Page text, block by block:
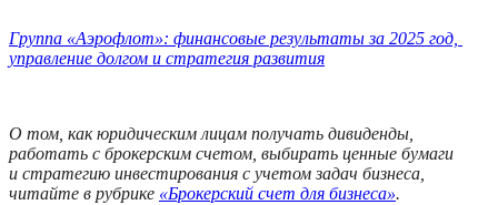
Группа «Аэрофлот»: финансовые результаты за 2025 год,
управление долгом и стратегия развития
О том, как юридическим лицам получать дивиденды,
работать с брокерским счетом, выбирать ценные бумаги
и стратегию инвестирования с учетом задач бизнеса,
читайте в рубрике «Брокерский счет для бизнеса».